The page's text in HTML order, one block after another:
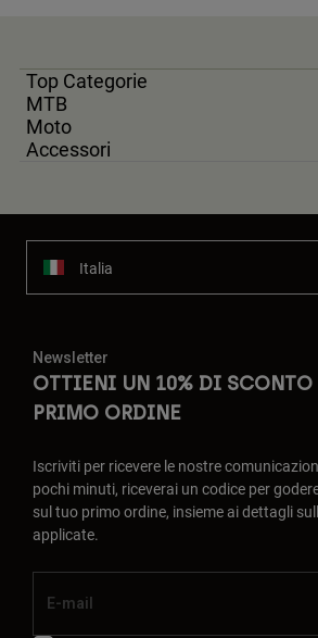
Top Categorie
MTB
Moto
Accessori
Italia
Newsletter
OTTIENI UN 10% DI SCONTO
PRIMO ORDINE
Iscriviti per ricevere le nostre
pochi minuti, riceverai un codice per
sul tuo primo ordine, insieme ai dettagli
applicate.